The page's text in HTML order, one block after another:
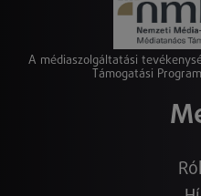
A médiaszolgáltatási
Támogatási